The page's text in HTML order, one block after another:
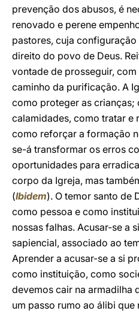
prevenção dos abusos, é
renovado e perene
pastores, cuja
direito do povo de Deus.
vontade de prosseguir,
caminho da purificação. A
como proteger as crianças;
calamidades, como tratar e
como reforçar a formação
se-á transformar os erros
oportunidades para
corpo da Igreja, mas
(Ibidem). O temor santo de
como pessoa e como
nossas falhas. Acusar-se a
sapiencial, associado ao
Aprender a acusar-se a si
como instituição, como
devemos cair na armadilha
um passo rumo ao álibi